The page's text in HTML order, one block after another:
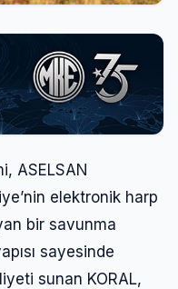
ASELSAN
elektronik harp
bir savunma
sayesinde
sunan KORAL,